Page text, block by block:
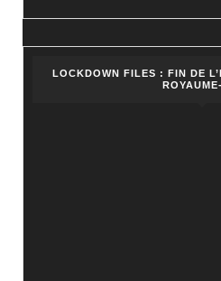
LOCKDOWN FILES : FIN DE